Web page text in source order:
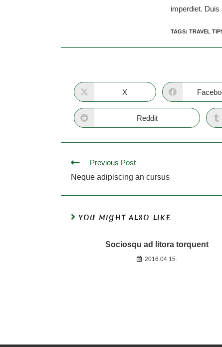
imperdiet.
TAGS: TRAVEL
X
Reddit
Previous Post
Neque adipiscing an cursus
YOU MIGHT ALSO LIKE
Sociosqu ad litora torquent
2016.04.15.